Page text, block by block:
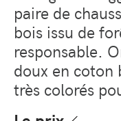
paire de
bois issu de
responsable.
doux en coton
très colorés